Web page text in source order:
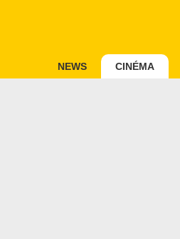
NEWS CINÉMA